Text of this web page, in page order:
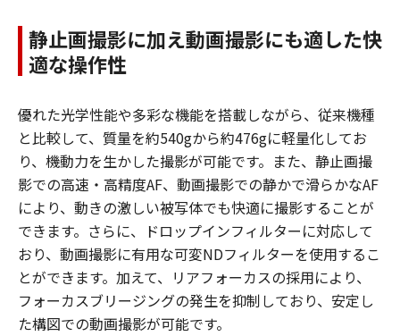
静止画撮影に加え動画撮影にも適した快
適な操作性
優れた光学性能や多彩な機能を搭載しながら、従来機種
と比較して、質量を約540gから約476gに軽量化してお
り、機動力を生かした撮影が可能です。また、静止画撮
影での高速・高精度AF、動画撮影での静かで滑らかなAF
により、動きの激しい被写体でも快適に撮影することが
できます。さらに、ドロップインフィルターに対応して
おり、動画撮影に有用な可変NDフィルターを使用するこ
とができます。加えて、リアフォーカスの採用により、
フォーカスブリージングの発生を抑制しており、安定し
た構図での動画撮影が可能です。